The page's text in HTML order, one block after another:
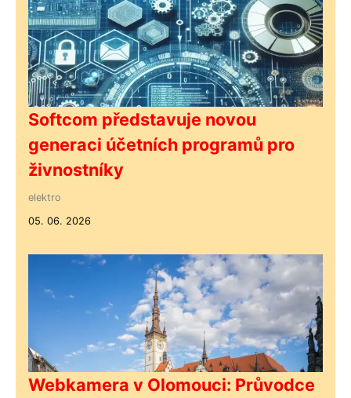
Softcom představuje novou
generaci účetních programů pro
živnostníky
elektro
05. 06. 2026
Webkamera v Olomouci: Průvodce